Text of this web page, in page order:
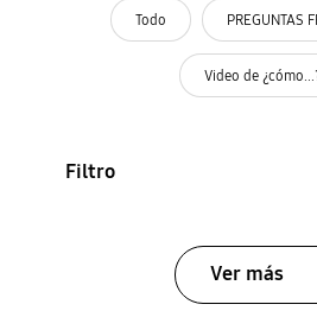
Todo PREGUNTAS
Video de
Filtro
Ver más